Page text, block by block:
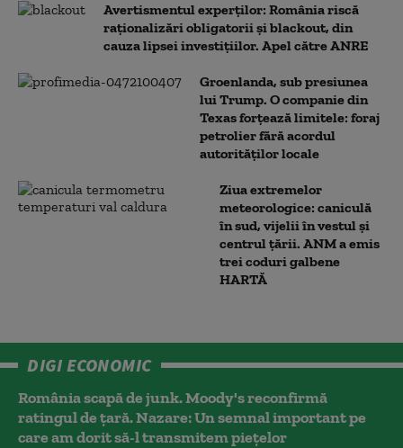
Avertismentul experților: România riscă
raționalizări obligatorii și blackout, din
cauza lipsei investițiilor. Apel către ANRE
Groenlanda, sub presiunea
lui Trump. O companie din
Texas forțează limitele: foraj
petrolier fără acordul
autorităților locale
Ziua extremelor
meteorologice: caniculă
în sud, vijelii în vestul și
centrul țării. ANM a emis
trei coduri galbene
HARTĂ
DIGI ECONOMIC
România scapă de junk. Moody's reconfirmă
ratingul de țară. Nazare: Un semnal important pe
care am dorit să-l transmitem piețelor